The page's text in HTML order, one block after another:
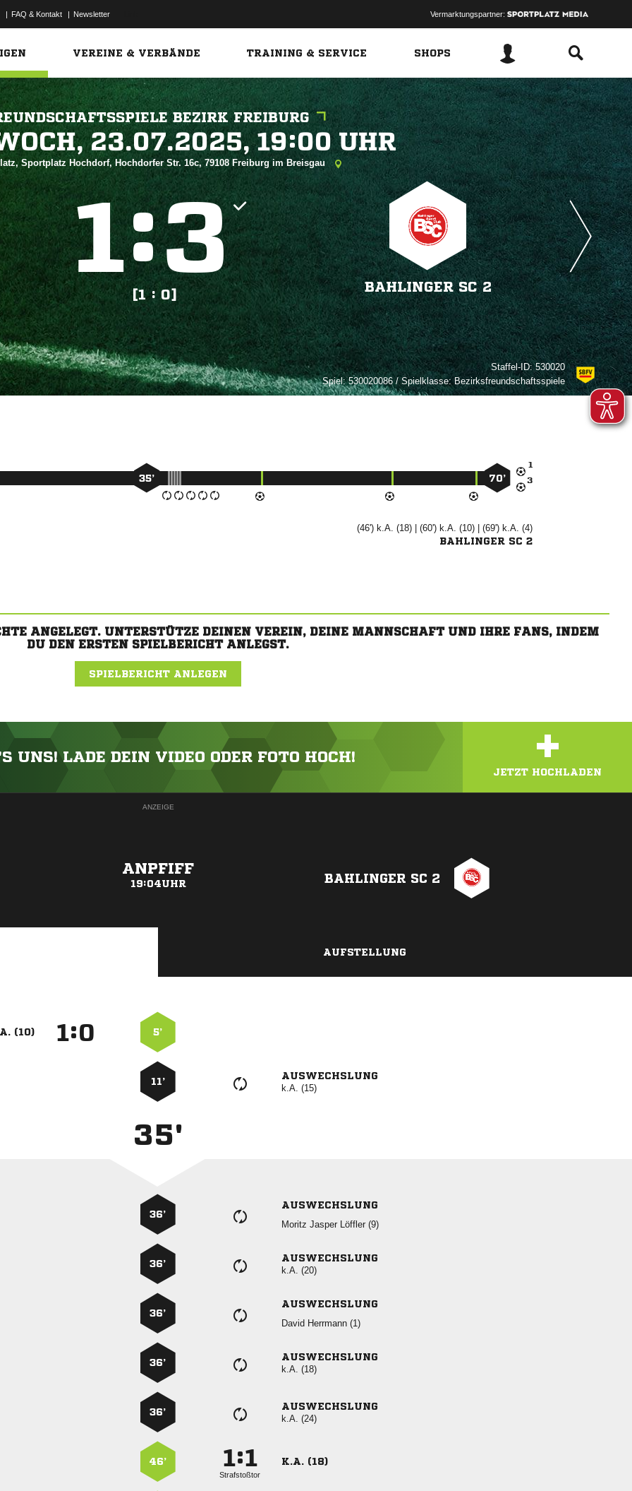
| FAQ & Kontakt | Newsletter Vermarktungspartner:
VEREINE & VERBÄNDE TRAINING & SERVICE SHOPS
BEZIRK FREIBURG
  
Sportplatz Hochdorf, Hochdorfer Str. 16c, 79108 Freiburg im Breisgau
:
[1 : 0]
BAHLINGER SC 2
Staffel-ID:530020
Spiel:530020086 / Spielklasse: Bezirksfreundschaftsspiele


35’ 70’
(46') k.A. (18) | (60') k.A. (10) | (69') k.A. (4)
BAHLINGER SC 2
ANGELEGT. UNTERSTÜTZE DEINEN VEREIN, DEINE MANNSCHAFT UND IHRE FANS, INDEM
DU DEN ERSTEN SPIELBERICHT ANLEGST.
SPIELBERICHT ANLEGEN
UNS! LADE DEIN VIDEO ODER FOTO HOCH! +
JETZT HOCHLADEN
ANZEIGE
ANPFIFF
19:04UHR BAHLINGER SC 2
AUFSTELLUNG
(10) : 5’
11’
AUSWECHSLUNG
k.A. (15)
35'
36’
AUSWECHSLUNG
   
36’
AUSWECHSLUNG
k.A. (20)
36’
AUSWECHSLUNG
  
36’
AUSWECHSLUNG
k.A. (18)
36’
AUSWECHSLUNG
k.A. (24)
46’ :
Strafstoßtor
K.A. (18)